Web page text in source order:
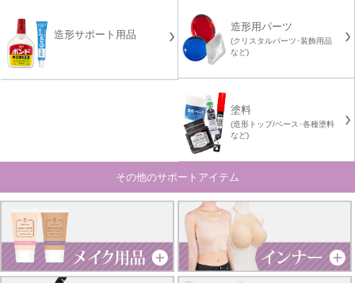
造形サポート用品
造形用パーツ
(クリスタルパーツ･装飾用品
など)
塗料
(造形トップ/ベース･各種塗料
など)
その他のサポートアイテム